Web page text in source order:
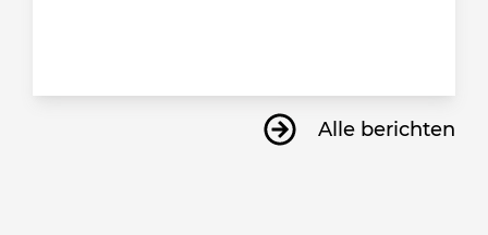
Alle berichten